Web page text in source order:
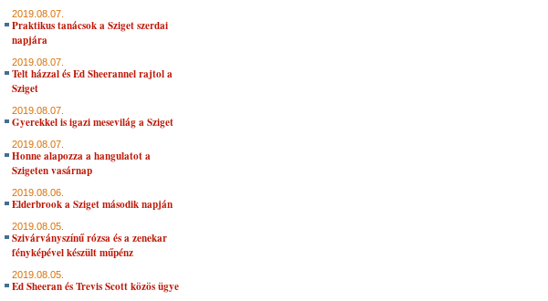
2019.08.07.
Praktikus tanácsok a Sziget szerdai
napjára
2019.08.07.
Telt házzal és Ed Sheerannel rajtol a
Sziget
2019.08.07.
Gyerekkel is igazi mesevilág a Sziget
2019.08.07.
Honne alapozza a hangulatot a
Szigeten vasárnap
2019.08.06.
Elderbrook a Sziget második napján
2019.08.05.
Szivárványszínű rózsa és a zenekar
fényképével készült műpénz
2019.08.05.
Ed Sheeran és Trevis Scott közös ügye